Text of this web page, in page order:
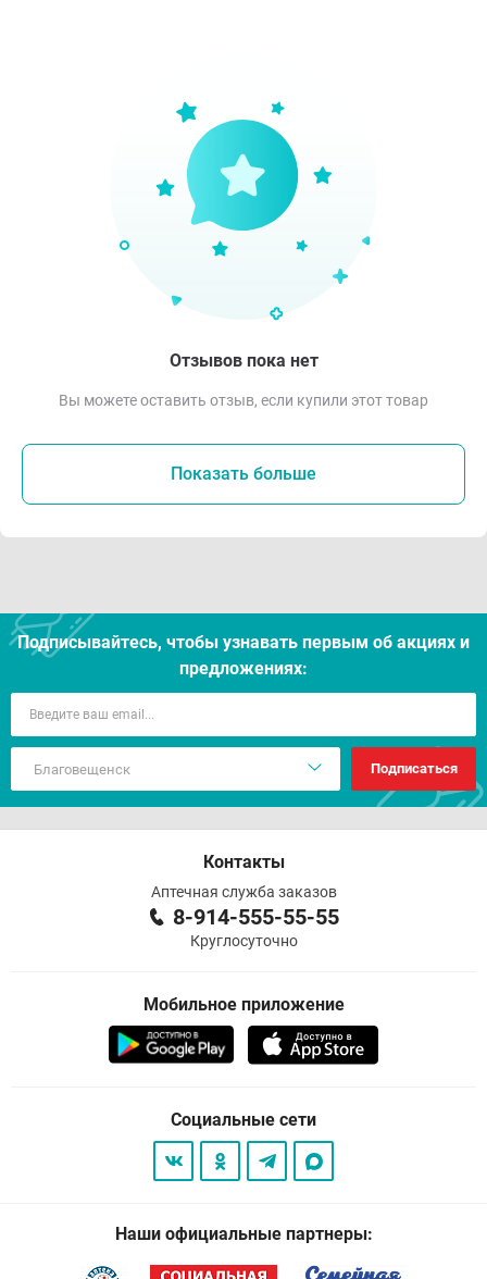
Отзывов пока нет
Вы можете оставить отзыв, если купили этот товар
Показать больше
Подписывайтесь, чтобы узнавать первым об акцияx и
предложениях:
Подписаться
Контакты
Аптечная служба заказов
8-914-555-55-55
Круглосуточно
Мобильное приложение
Социальные сети
Наши официальные партнеры: